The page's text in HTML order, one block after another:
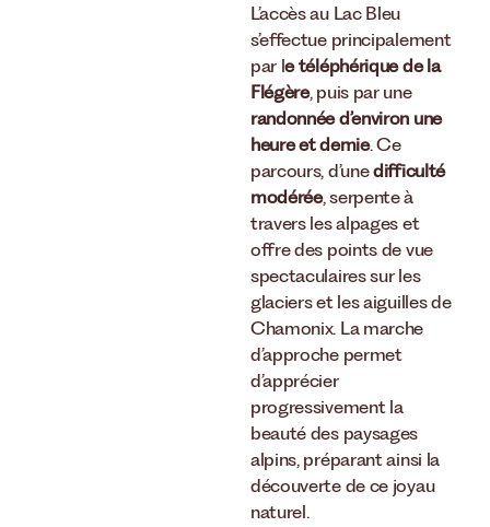
L’accès au Lac Bleu
s’effectue principalement
par le téléphérique de la
Flégère, puis par une
randonnée d’environ une
heure et demie. Ce
parcours, d’unedifficulté
modérée, serpente à
travers les alpages et
offre des points de vue
spectaculaires sur les
glaciers et les aiguilles de
Chamonix. La marche
d’approche permet
d’apprécier
progressivement la
beauté des paysages
alpins, préparant ainsi la
découverte de ce joyau
naturel.